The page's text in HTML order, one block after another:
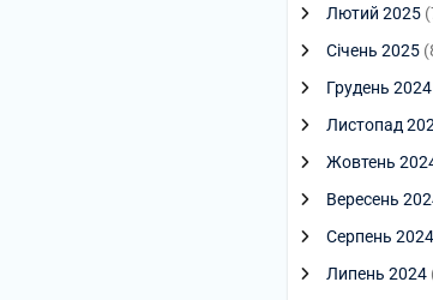
Лютий 2025
Січень 2025
Грудень 2024
Листопад
Жовтень
Вересень
Серпень 2024
Липень 2024